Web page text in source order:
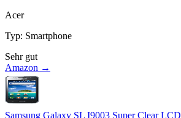
Acer
Typ: Smartphone
Sehr gut
Amazon →
Samsung Galaxy SL I9003 Super Clear LCD